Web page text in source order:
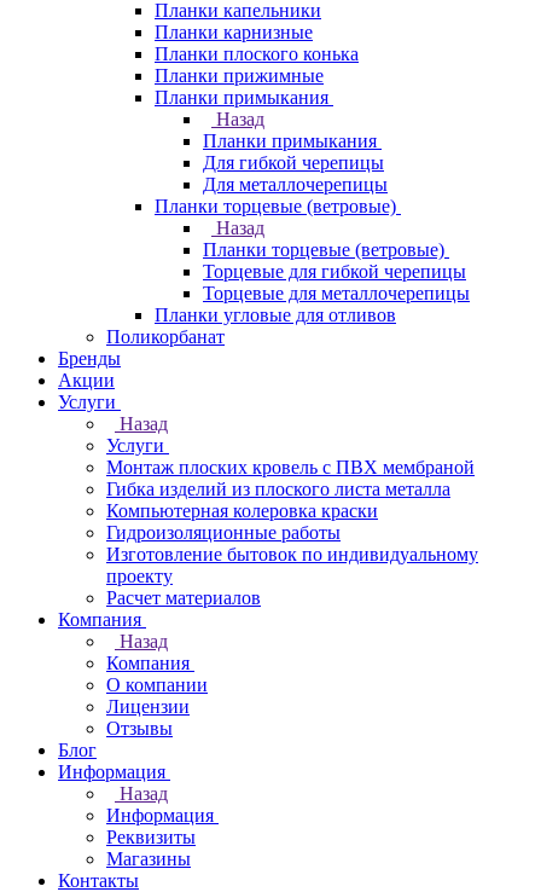
Планки капельники
Планки карнизные
Планки плоского конька
Планки прижимные
Планки примыкания
Назад
Планки примыкания
Для гибкой черепицы
Для металлочерепицы
Планки торцевые (ветровые)
Назад
Планки торцевые (ветровые)
Торцевые для гибкой черепицы
Торцевые для металлочерепицы
Планки угловые для отливов
Поликорбанат
Бренды
Акции
Услуги
Назад
Услуги
Монтаж плоских кровель с ПВХ мембраной
Гибка изделий из плоского листа металла
Компьютерная колеровка краски
Гидроизоляционные работы
Изготовление бытовок по индивидуальному
проекту
Расчет материалов
Компания
Назад
Компания
О компании
Лицензии
Отзывы
Блог
Информация
Назад
Информация
Реквизиты
Магазины
Контакты